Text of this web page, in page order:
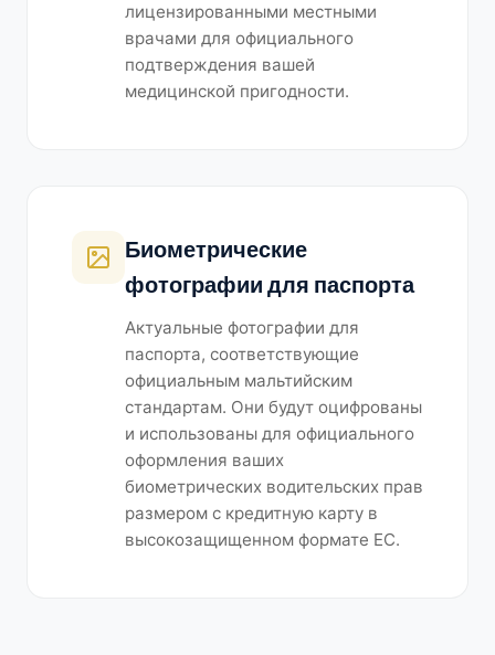
лицензированными местными
врачами для официального
подтверждения вашей
медицинской пригодности.
Биометрические
фотографии для паспорта
Актуальные фотографии для
паспорта, соответствующие
официальным мальтийским
стандартам. Они будут оцифрованы
и использованы для официального
оформления ваших
биометрических водительских прав
размером с кредитную карту в
высокозащищенном формате ЕС.